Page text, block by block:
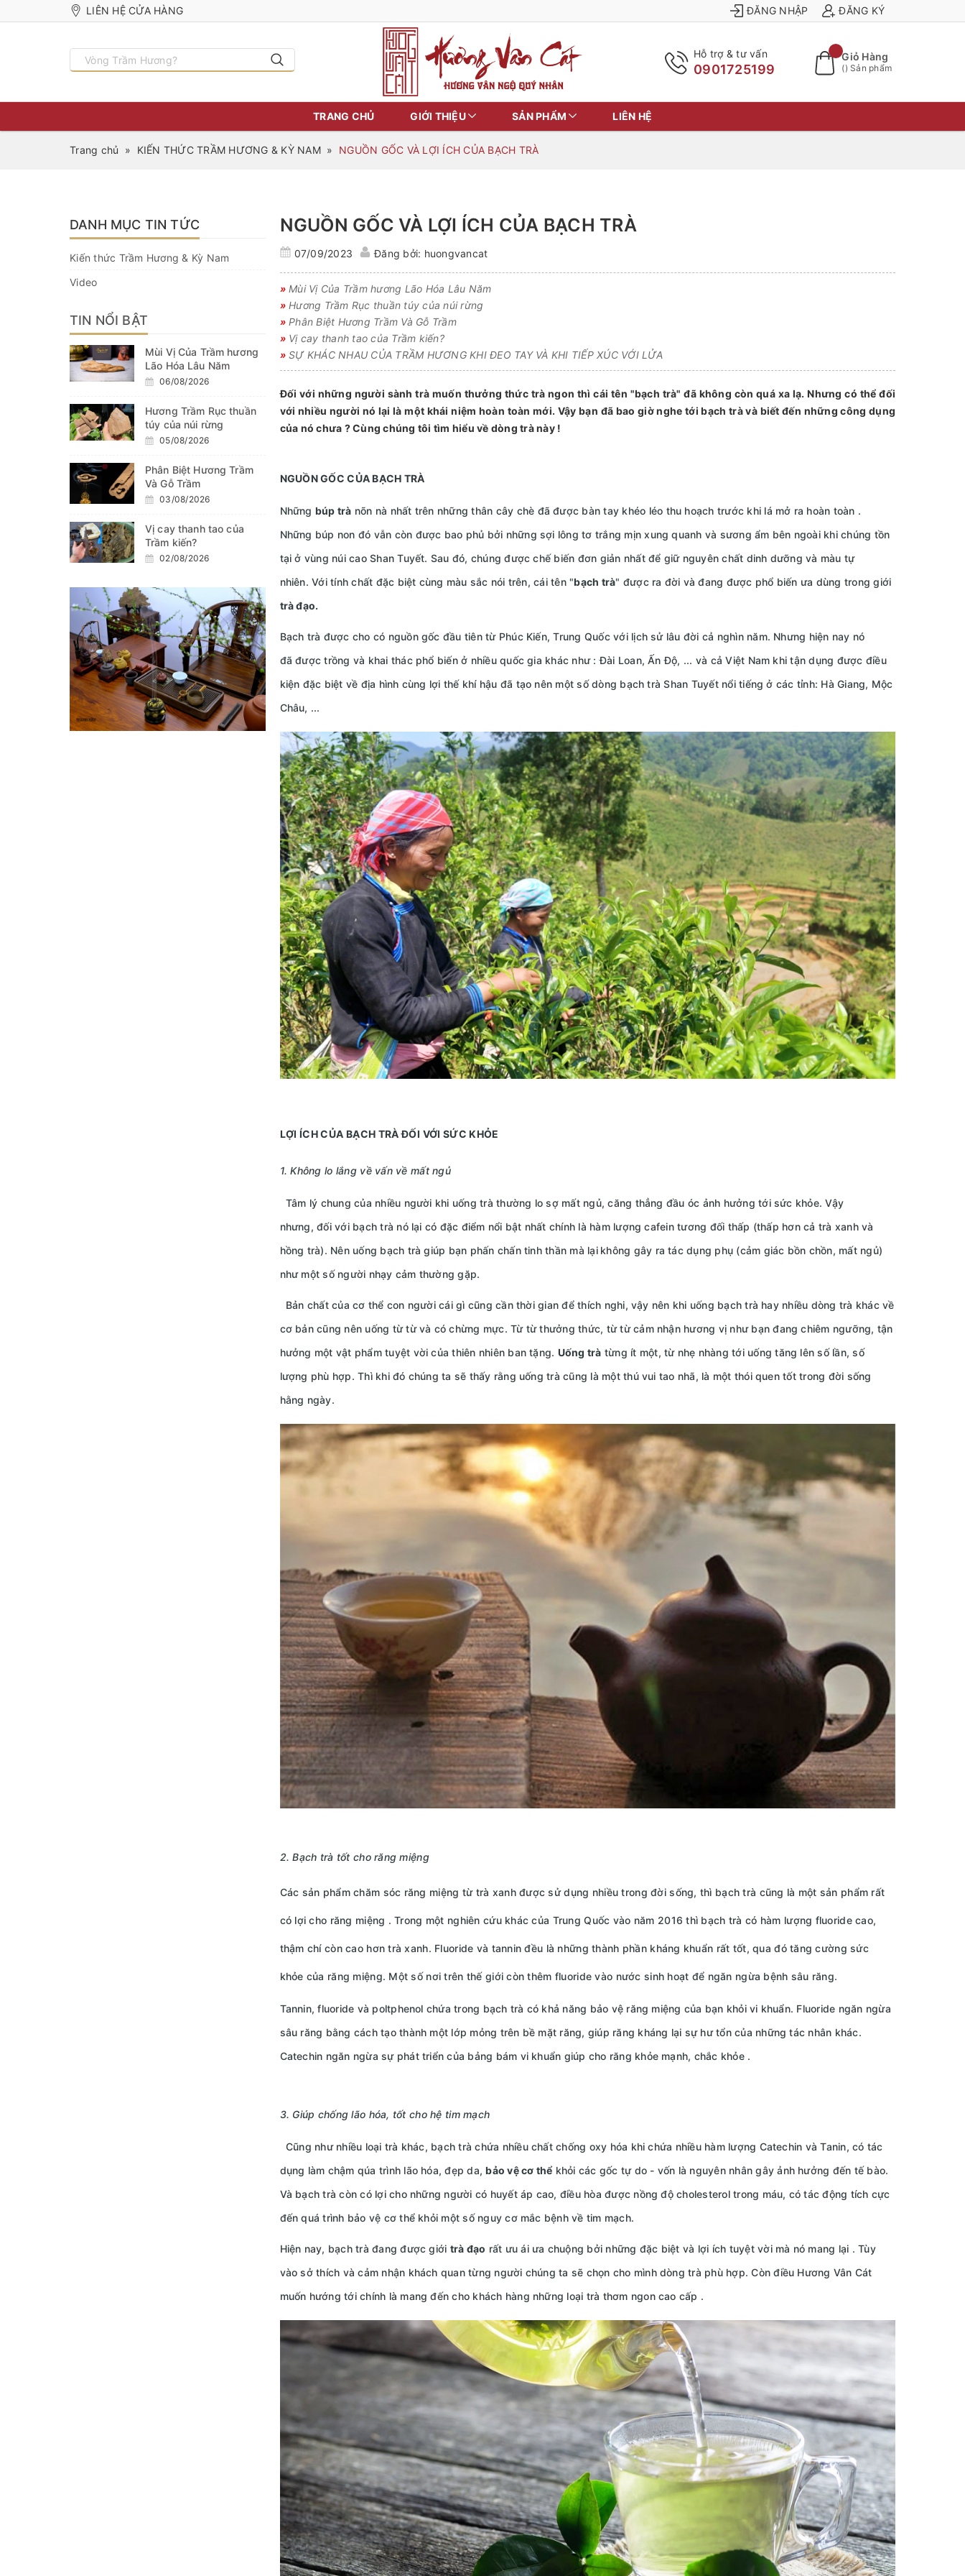
LIÊN HỆ CỬA HÀNG ĐĂNG NHẬP ĐĂNG KÝ
Hỗ trợ & tư vấn
0901725199
Giỏ Hàng
() Sản phẩm
TRANG CHỦ GIỚI THIỆU SẢN PHẨM LIÊN HỆ
Trang chủ » KIẾN THỨC TRẦM HƯƠNG & KỲ NAM » NGUỒN GỐC VÀ LỢI ÍCH CỦA BẠCH TRÀ
NGUỒN GỐC VÀ LỢI ÍCH CỦA BẠCH TRÀ
07/09/2023 Đăng bởi: huongvancat
»Mùi Vị Của Trầm hương Lão Hóa Lâu Năm
»Hương Trầm Rục thuần túy của núi rừng
»Phân Biệt Hương Trầm Và Gỗ Trầm
»Vị cay thanh tao của Trầm kiến?
»SỰ KHÁC NHAU CỦA TRẦM HƯƠNG KHI ĐEO TAY VÀ KHI TIẾP XÚC VỚI LỬA
Đối với những người sành trà muốn thưởng thức trà ngon thì cái tên "bạch trà" đã không còn quá xa lạ. Nhưng có thể đối
với nhiều người nó lại là một khái niệm hoàn toàn mới. Vậy bạn đã bao giờ nghe tới bạch trà và biết đến những công dụng
của nó chưa ? Cùng chúng tôi tìm hiểu về dòng trà này !
NGUỒN GỐC CỦA BẠCH TRÀ
Những búp trà nõn nà nhất trên những thân cây chè đã được bàn tay khéo léo thu hoạch trước khi lá mở ra hoàn toàn .
Những búp non đó vẫn còn được bao phủ bởi những sợi lông tơ trắng mịn xung quanh và sương ẩm bên ngoài khi chúng tồn
tại ở vùng núi cao Shan Tuyết. Sau đó, chúng được chế biến đơn giản nhất để giữ nguyên chất dinh dưỡng và màu tự
nhiên. Với tính chất đặc biệt cùng màu sắc nói trên, cái tên "bạch trà" được ra đời và đang được phổ biến ưa dùng trong giới
trà đạo.
Bạch trà được cho có nguồn gốc đầu tiên từ Phúc Kiến, Trung Quốc với lịch sử lâu đời cả nghìn năm. Nhưng hiện nay nó
đã được trồng và khai thác phổ biến ở nhiều quốc gia khác như : Đài Loan, Ấn Độ, ... và cả Việt Nam khi tận dụng được điều
kiện đặc biệt về địa hình cùng lợi thế khí hậu đã tạo nên một số dòng bạch trà Shan Tuyết nổi tiếng ở các tỉnh: Hà Giang, Mộc
Châu, ...
LỢI ÍCH CỦA BẠCH TRÀ ĐỐI VỚI SỨC KHỎE
1. Không lo lắng về vấn về mất ngủ
Tâm lý chung của nhiều người khi uống trà thường lo sợ mất ngủ, căng thẳng đầu óc ảnh hưởng tới sức khỏe. Vậy
nhưng, đối với bạch trà nó lại có đặc điểm nổi bật nhất chính là hàm lượng cafein tương đối thấp (thấp hơn cả trà xanh và
hồng trà). Nên uống bạch trà giúp bạn phấn chấn tinh thần mà lại không gây ra tác dụng phụ (cảm giác bồn chồn, mất ngủ)
như một số người nhạy cảm thường gặp.
Bản chất của cơ thể con người cái gì cũng cần thời gian để thích nghi, vậy nên khi uống bạch trà hay nhiều dòng trà khác về
cơ bản cũng nên uống từ từ và có chừng mực. Từ từ thưởng thức, từ từ cảm nhận hương vị như bạn đang chiêm ngưỡng, tận
hưởng một vật phẩm tuyệt vời của thiên nhiên ban tặng. Uống trà từng ít một, từ nhẹ nhàng tới uống tăng lên số lần, số
lượng phù hợp. Thì khi đó chúng ta sẽ thấy rằng uống trà cũng là một thú vui tao nhã, là một thói quen tốt trong đời sống
hằng ngày.
2. Bạch trà tốt cho răng miệng
Các sản phẩm chăm sóc răng miệng từ trà xanh được sử dụng nhiều trong đời sống, thì bạch trà cũng là một sản phẩm rất
có lợi cho răng miệng . Trong một nghiên cứu khác của Trung Quốc vào năm 2016 thì bạch trà có hàm lượng fluoride cao,
thậm chí còn cao hơn trà xanh. Fluoride và tannin đều là những thành phần kháng khuẩn rất tốt, qua đó tăng cường sức
khỏe của răng miệng. Một số nơi trên thế giới còn thêm fluoride vào nước sinh hoạt để ngăn ngừa bệnh sâu răng.
Tannin, fluoride và poltphenol chứa trong bạch trà có khả năng bảo vệ răng miệng của bạn khỏi vi khuẩn. Fluoride ngăn ngừa
sâu răng bằng cách tạo thành một lớp mỏng trên bề mặt răng, giúp răng kháng lại sự hư tổn của những tác nhân khác.
Catechin ngăn ngừa sự phát triển của bảng bám vi khuẩn giúp cho răng khỏe mạnh, chắc khỏe .
3. Giúp chống lão hóa, tốt cho hệ tim mạch
Cũng như nhiều loại trà khác, bạch trà chứa nhiều chất chống oxy hóa khi chứa nhiều hàm lượng Catechin và Tanin, có tác
dụng làm chậm qúa trình lão hóa, đẹp da,bảo vệ cơ thể khỏi các gốc tự do - vốn là nguyên nhân gây ảnh hưởng đến tế bào.
Và bạch trà còn có lợi cho những người có huyết áp cao, điều hòa được nồng độ cholesterol trong máu, có tác động tích cực
đến quá trình bảo vệ cơ thể khỏi một số nguy cơ mắc bệnh về tim mạch.
Hiện nay, bạch trà đang được giới trà đạo rất ưu ái ưa chuộng bởi những đặc biệt và lợi ích tuyệt vời mà nó mang lại . Tùy
vào sở thích và cảm nhận khách quan từng người chúng ta sẽ chọn cho mình dòng trà phù hợp. Còn điều Hương Vân Cát
muốn hướng tới chính là mang đến cho khách hàng những loại trà thơm ngon cao cấp .
DANH MỤC TIN TỨC
Kiến thức Trầm Hương & Kỳ Nam
Video
TIN NỔI BẬT
Mùi Vị Của Trầm hương
Lão Hóa Lâu Năm
06/08/2026
Hương Trầm Rục thuần
túy của núi rừng
05/08/2026
Phân Biệt Hương Trầm
Và Gỗ Trầm
03/08/2026
Vị cay thanh tao của
Trầm kiến?
02/08/2026